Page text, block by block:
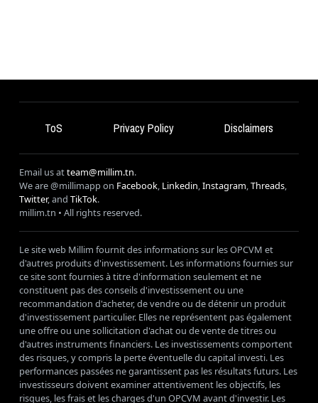
ToS Privacy Policy Disclaimers
Email us atteam@millim.tn.
We are @millimapp on Facebook, Linkedin,Instagram,Threads,
Twitter, and TikTok.
millim.tn • All rights reserved.
Le site web Millim fournit des informations sur les OPCVM et
d'autres produits d'investissement. Les informations fournies sur
ce site sont fournies à titre d'information seulement et ne
constituent pas des conseils d'investissement ou une
recommandation d'acheter, de vendre ou de détenir un produit
d'investissement particulier. Elles ne représentent pas également
une offre ou une sollicitation d'achat ou de vente de titres ou
d'autres instruments financiers. Les investissements comportent
des risques, y compris la perte éventuelle du capital investi. Les
performances passées ne garantissent pas les résultats futurs. Les
investisseurs doivent examiner attentivement les objectifs, les
risques, les frais et les charges d'un OPCVM avant d'investir. Les